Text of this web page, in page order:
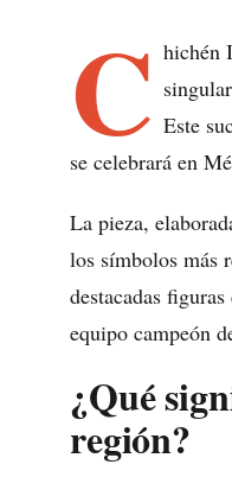
C hichén
Este
se celebrará en
La pieza,
los símbolos más
destacadas
equipo campeón
¿Qué
región?